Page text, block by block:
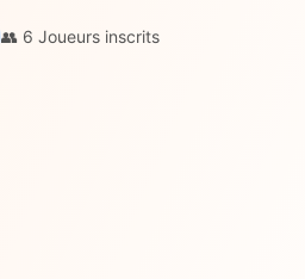
👥 6 Joueurs inscrits